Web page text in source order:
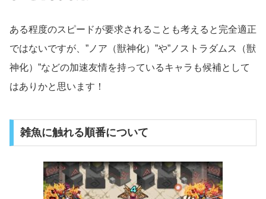
ある程度のスピードが要求されることも考えると完全適正
ではないですが、”ノア（獣神化）”や”ノストラダムス（獣
神化）”などの加速友情を持っているキャラも候補として
はありかと思います！
雑魚に触れる順番について